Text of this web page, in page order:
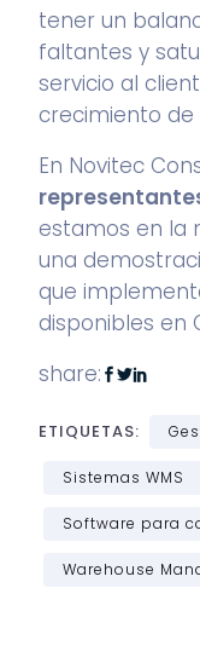
tener un
faltantes y
servicio al
crecimiento
En Novitec
estamos en la
una
que
disponibles en
share:
ETIQUETAS:
Sistemas WMS
Software para
Warehouse